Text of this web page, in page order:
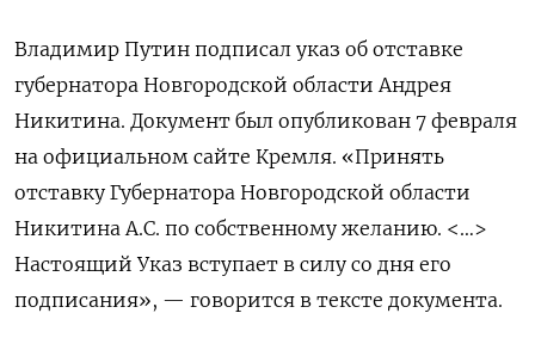
Владимир Путин подписал указ об отставке
губернатора Новгородской области Андрея
Никитина. Документ был опубликован 7 февраля
на официальном сайте Кремля. «Принять
отставку Губернатора Новгородской области
Никитина А.С. по собственному желанию. <…>
Настоящий Указ вступает в силу со дня его
подписания», — говорится в тексте документа.